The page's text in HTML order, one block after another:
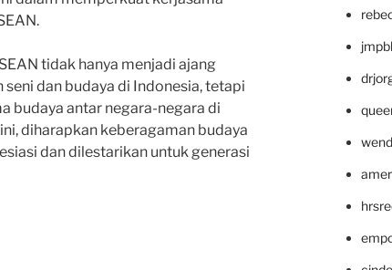
tidak hanya menjadi ajang
dan budaya di Indonesia, tetapi
budaya antar negara-negara di
diharapkan keberagaman budaya
dan dilestarikan untuk generasi